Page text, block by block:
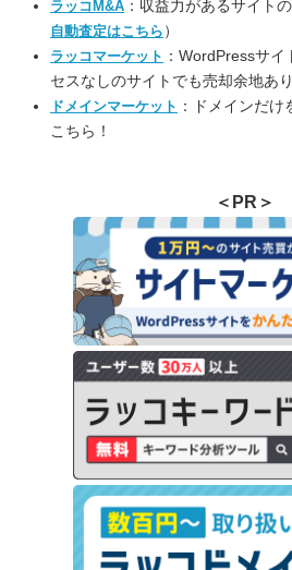
ラッコM&A ：収益力があるサイト
自動査定はこちら ）
ラッコマーケット ：WordPressサ
セスなしのサイトでも売却余地あり
ドメインマーケット ：ドメインだ
こちら！
＜PR＞